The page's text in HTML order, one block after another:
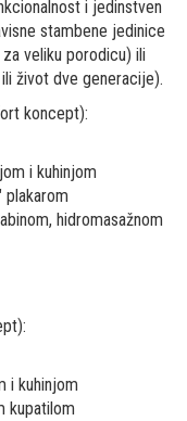
i jedinstven
stambene jedinice
veliku porodicu) ili
život dve generacije).
koncept):
i kuhinjom
plakarom
hidromasažnom
i kuhinjom
kupatilom